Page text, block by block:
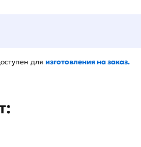
для изготовления на заказ.